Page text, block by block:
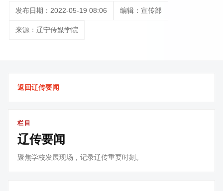
发布日期：2022-05-19 08:06 编辑：宣传部
来源：辽宁传媒学院
返回辽传要闻
栏目
辽传要闻
聚焦学校发展现场，记录辽传重要时刻。